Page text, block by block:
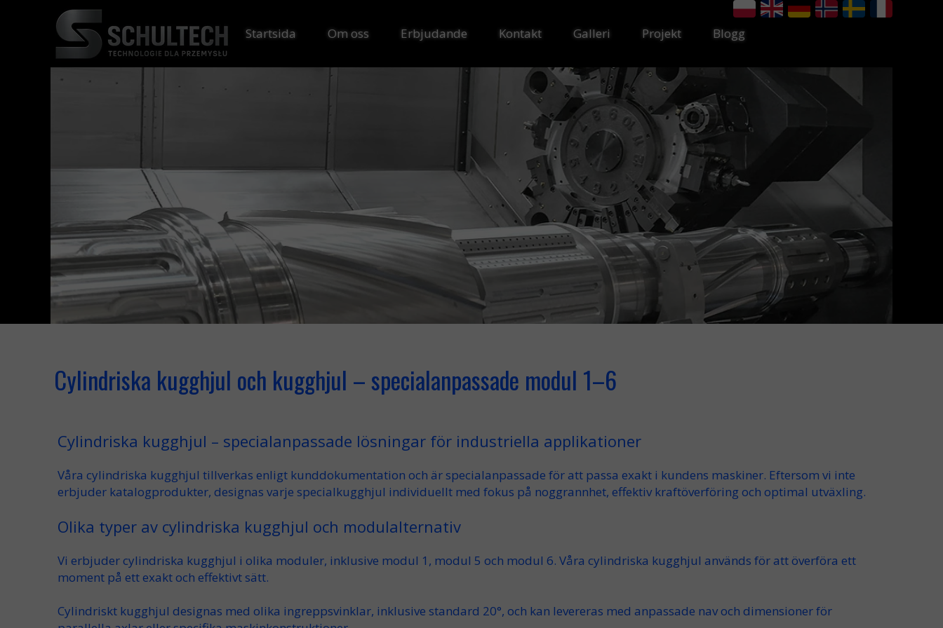
Startsida Om oss Erbjudande Kontakt Galleri Projekt Blogg
Cylindriska kugghjul och kugghjul – specialanpassade modul 1–6
Cylindriska kugghjul – specialanpassade lösningar för industriella applikationer
Våra cylindriska kugghjul tillverkas enligt kunddokumentation och är specialanpassade för att passa exakt i kundens maskiner. Eftersom vi inte
erbjuder katalogprodukter, designas varje specialkugghjul individuellt med fokus på noggrannhet, effektiv kraftöverföring och optimal utväxling.
Olika typer av cylindriska kugghjul och modulalternativ
Vi erbjudercylindriska kugghjul i olika moduler, inklusive modul 1 , modul 5 och modul 6. Våra cylindriska kugghjul används för attöverföra ett
moment på ettexaktoch effektivt sätt.
Cylindriskt kugghjul designas med olika ingreppsvinklar, inklusive standard 20°, och kan levereras med anpassade navoch dimensioner för